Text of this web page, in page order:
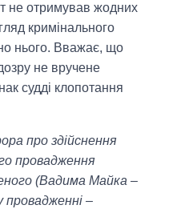
не отримував жодних
кримінального
нього. Вважає, що
не вручене
судді клопотання
про здійснення
провадження
(Вадима Майка –
провадженні –